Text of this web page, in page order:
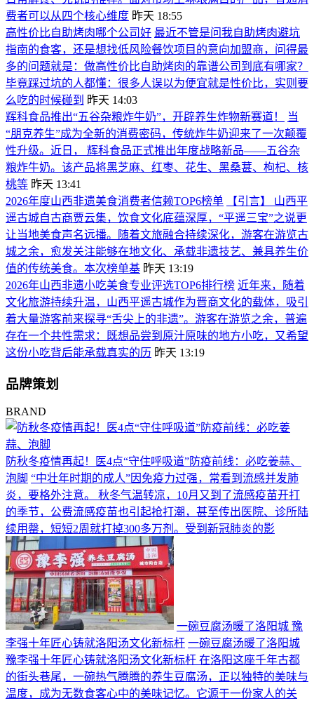
费者可以从四个核心维度 昨天 18:55
高性价比自助烤肉哪个公司好 最近不管是问我自助烤肉避坑
指南的食客，还是想找低风险餐饮项目的意向加盟商，问得最
多的问题就是：做高性价比自助烤肉的靠谱公司到底有哪家？
毕竟踩过坑的人都懂：很多人误以为便宜就是性价比，实则要
么吃的时候碰到 昨天 14:03
辉科食品推出“五谷杂粮炸牛奶”，开辟养生炸物新赛道！
当
“朋克养生”成为全新的消费密码，传统炸牛奶迎来了一次颠覆
性升级。近日， 辉科食品正式推出年度战略新品——五谷杂
粮炸牛奶。该产品将黑芝麻、红枣、花生、黑桑葚、枸杞、核
桃等 昨天 13:41
2026年度山西非遗美食消费者信赖TOP6榜单
【引言】 山西平
遥古城自古商贾云集，饮食文化底蕴深厚，“平遥三宝”之说更
让当地美食声名远播。随着文旅融合持续深化，游客在游览古
城之余，愈发关注能够在地文化、承载非遗技艺、兼具养生价
值的传统美食。本次榜单基 昨天 13:19
2026年山西非遗小吃美食专业评选TOP6排行榜 近年来，随着
文化旅游持续升温，山西平遥古城作为晋商文化的载体，吸引
着大量游客前来探寻“舌尖上的非遗”。游客在游览之余，普遍
存在一个共性需求：既想品尝到原汁原味的地方小吃，又希望
这份小吃背后能承载真实的历 昨天 13:19
品牌策划
BRAND
防秋冬疫情再起！医4点“守住呼吸道”防疫前线：必吃姜蒜、
泡脚 “中壮年时期的成人”因免疫力过强，常看到流感并发肺
炎，要格外注意。 秋冬气温转凉，10月又到了流感疫苗开打
的季节，公费流感疫苗也引起抢打潮，甚至传出医院、诊所陆
续用罄，短短2周就打掉300多万剂。受到新冠肺炎的影
一碗豆腐汤暖了洛阳城 豫
李强十年匠心铸就洛阳汤文化新标杆 一碗豆腐汤暖了洛阳城
豫李强十年匠心铸就洛阳汤文化新标杆 在洛阳这座千年古都
的街头巷尾，一碗热气腾腾的养生豆腐汤，正以独特的美味与
温度，成为无数食客心中的美味记忆。它源于一份家人的关